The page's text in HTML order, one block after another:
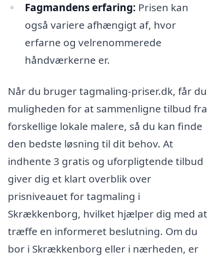
Fagmandens erfaring: Prisen kan
også variere afhængigt af, hvor
erfarne og velrenommerede
håndværkerne er.
Når du bruger tagmaling-priser.dk, får du
muligheden for at sammenligne tilbud fra
forskellige lokale malere, så du kan finde
den bedste løsning til dit behov. At
indhente 3 gratis og uforpligtende tilbud
giver dig et klart overblik over
prisniveauet for tagmaling i
Skrækkenborg, hvilket hjælper dig med at
træffe en informeret beslutning. Om du
bor i Skrækkenborg eller i nærheden, er